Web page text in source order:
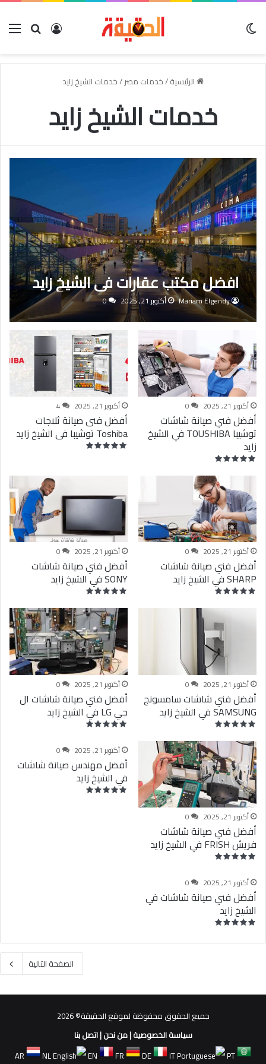
بحث عنتسجيل
الرئيسية/خدمات مصر/خدمات الشيخ زايد
خدمات الشيخ زايد
افضل مكتب عقارات في الشيخ زايد
Mariam Elgendy أكتوبر 21, 2025 0
أكتوبر 21, 2025 0
أفضل فني صيانة شاشات
توشيبا TOUSHIBA في الشيخ
زايد
أكتوبر 21, 2025 4
أفضل فنى صيانة ثلاجات
Toshiba توشيبا فى الشيخ زايد
أكتوبر 21, 2025 0
أفضل فني صيانة شاشات
SHARP في الشيخ زايد
أكتوبر 21, 2025 0
أفضل فني صيانة شاشات
SONY في الشيخ زايد
أكتوبر 21, 2025 0
أفضل فني شاشات سامسونج
SAMSUNG في الشيخ زايد
أكتوبر 21, 2025 0
أفضل فني صيانة شاشات ال
جي LG في الشيخ زايد
أكتوبر 21, 2025 0
أفضل فني صيانة شاشات
فريش FRISH في الشيخ زايد
أكتوبر 21, 2025 0
أفضل مهندس صيانة شاشات
في الشيخ زايد
أكتوبر 21, 2025 0
أفضل فني صيانة شاشات في
الشيخ زايد
الصفحة التالية
جميع الحقوق محفوظة لموقع الحقيقة© 2026
سياسة الخصوصية|من نحن|اتصل بنا
AR
NL EN FR DE IT PT